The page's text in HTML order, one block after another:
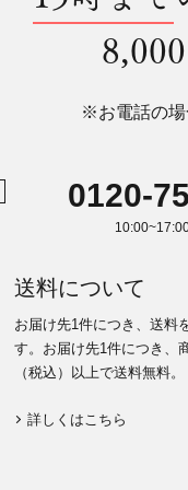
※お電話の場
0120-
送料について
お届け先1件につき、送料
す。お届け先1件につき、
（税込）以上で送料無料。
詳しくはこちら